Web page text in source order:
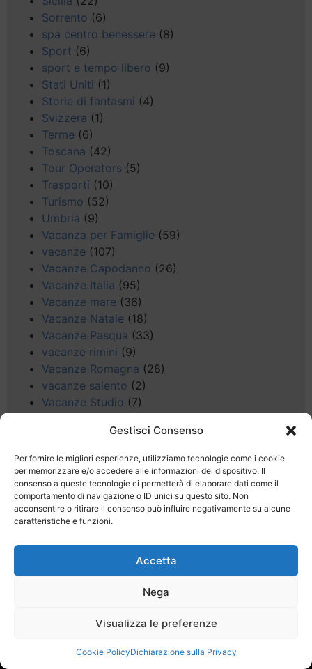
Gestisci Consenso
Per fornire le migliori esperienze, utilizziamo tecnologie come i cookie
per memorizzare e/o accedere alle informazioni del dispositivo. Il
consenso a queste tecnologie ci permetterà di elaborare dati come il
comportamento di navigazione o ID unici su questo sito. Non
acconsentire o ritirare il consenso può influire negativamente su alcune
caratteristiche e funzioni.
Accetta
Nega
Visualizza le preferenze
Cookie PolicyDichiarazione sulla Privacy
Sorrento (6)
spa centro benessere (8)
Sport (6)
sport e tempo libero (9)
Stati Uniti (1)
Storie di fantasmi (4)
Svizzera (1)
Terme (6)
Toscana (42)
Tour Operators (5)
Trasporti (10)
Turismo (52)
Umbria (9)
Vacanza per Famiglie (59)
vacanze (107)
Vacanze Capodanno (26)
Vacanze Italia (95)
Vacanze mare (36)
Vacanze Natale (18)
Vacanze Pasqua (33)
vacanze rimini (9)
Vacanze Romagna (28)
vacanze salento (2)
Vacanze Studio (7)
(5)
Veneto (25)
Voli low cost(4)
Web(9)
week end(45)
Wellness(11)
Regolamento
Registrati Contatti
SPECIALE LAST MINUTE - SH WEB